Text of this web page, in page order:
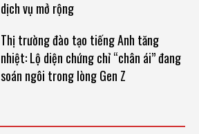
dịch vụ mở rộng
Thị trường đào tạo tiếng Anh tăng
nhiệt: Lộ diện chứng chỉ “chân ái” đang
soán ngôi trong lòng Gen Z